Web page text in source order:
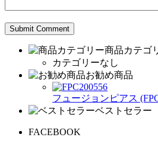
商品カテゴ
カテゴリーなし
お勧め商品
フュージョンピアス
ベストセラー
FACEBOOK